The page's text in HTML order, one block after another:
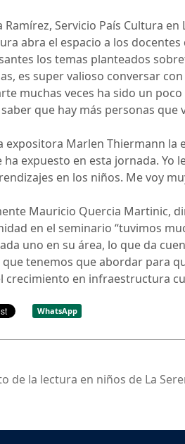
Ramírez, Servicio País Cultura
abra el espacio a los
los temas planteados
es super valioso conversar
muchas veces ha sido un
que hay más personas
expositora Marlen Thiermann la
ha expuesto en esta jornada. Yo
en los niños. Me voy
Mauricio Quercia Martinic,
en el seminario “tuvimos
uno en su área, lo que da
que tenemos que abordar para
crecimiento en infraestructura
WhatsApp
de la lectura en niños de La